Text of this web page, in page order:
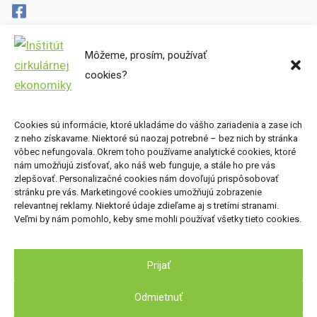
Môžeme, prosím, používať
cookies?
Cookies sú informácie, ktoré ukladáme do vášho zariadenia a zase ich
z neho získavame. Niektoré sú naozaj potrebné – bez nich by stránka
vôbec nefungovala. Okrem toho používame analytické cookies, ktoré
nám umožňujú zisťovať, ako náš web funguje, a stále ho pre vás
zlepšovať. Personalizačné cookies nám dovoľujú prispôsobovať
stránku pre vás. Marketingové cookies umožňujú zobrazenie
relevantnej reklamy. Niektoré údaje zdieľame aj s tretími stranami.
Veľmi by nám pomohlo, keby sme mohli používať všetky tieto cookies.
Prijať
Odmietnuť
Cirkulárne mapy
Miesta preč
Zásady ochrany osobných údajov
Kde nás nájdete
Inštitút cirkulárnej ekonomiky, o.z.
Nová Cvernovka
Račianska 78, 831 02 Bratislava
2026 © Inštitút cirkulárnej ekonomiky